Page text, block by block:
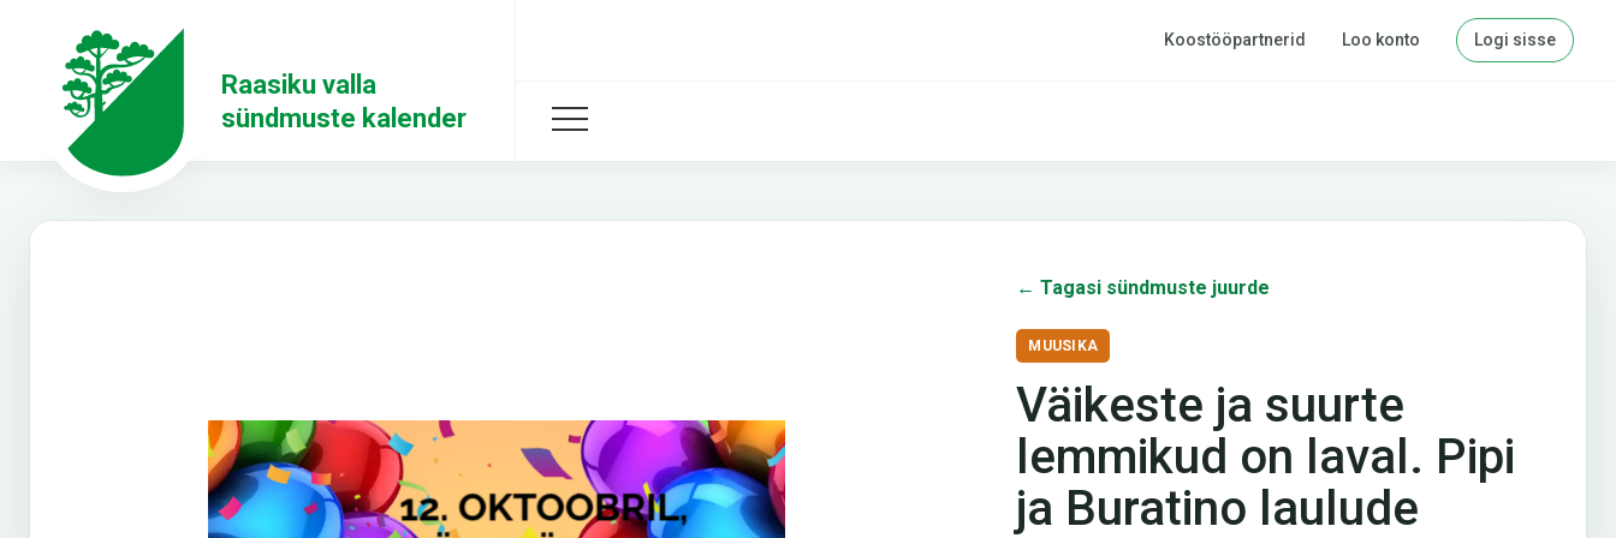
Raasiku valla
sündmuste kalender
Koostööpartnerid Loo konto Logi sisse
← Tagasi sündmuste juurde
MUUSIKA
Väikeste ja suurte
lemmikud on laval. Pipi
ja Buratino laulude